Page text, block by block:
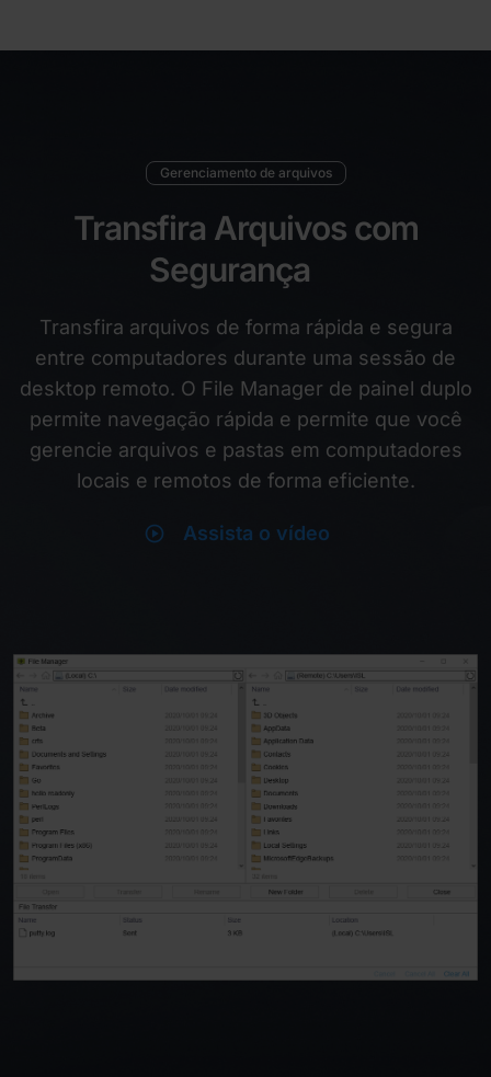
Gerenciamento de arquivos
Transfira Arquivos com
Segurança
Transfira arquivos de forma rápida e segura
entre computadores durante uma sessão de
desktop remoto. O File Manager de painel duplo
permite navegação rápida e permite que você
gerencie arquivos e pastas em computadores
locais e remotos de forma eficiente.
play_circle Assista o vídeo